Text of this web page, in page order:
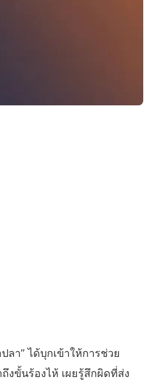
า” ได้บุกเข้าให้การช่วย
งขั้นร้องไห้ เผยรู้สึกผิดที่ส่ง